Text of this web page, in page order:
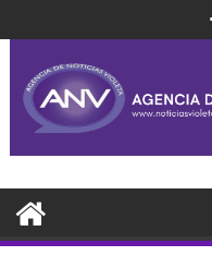
al
contenido